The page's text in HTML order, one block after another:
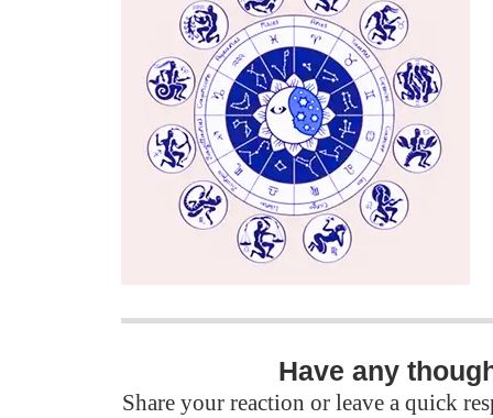
Have any
Share your reaction or leave a quick